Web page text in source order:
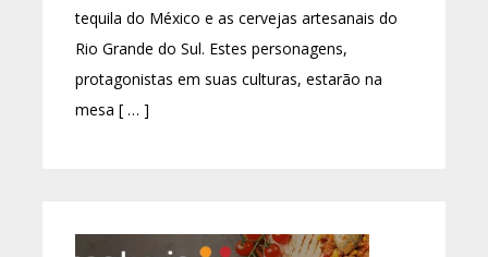
tequila do México e as cervejas artesanais do
Rio Grande do Sul. Estes personagens,
protagonistas em suas culturas, estarão na
mesa [ … ]